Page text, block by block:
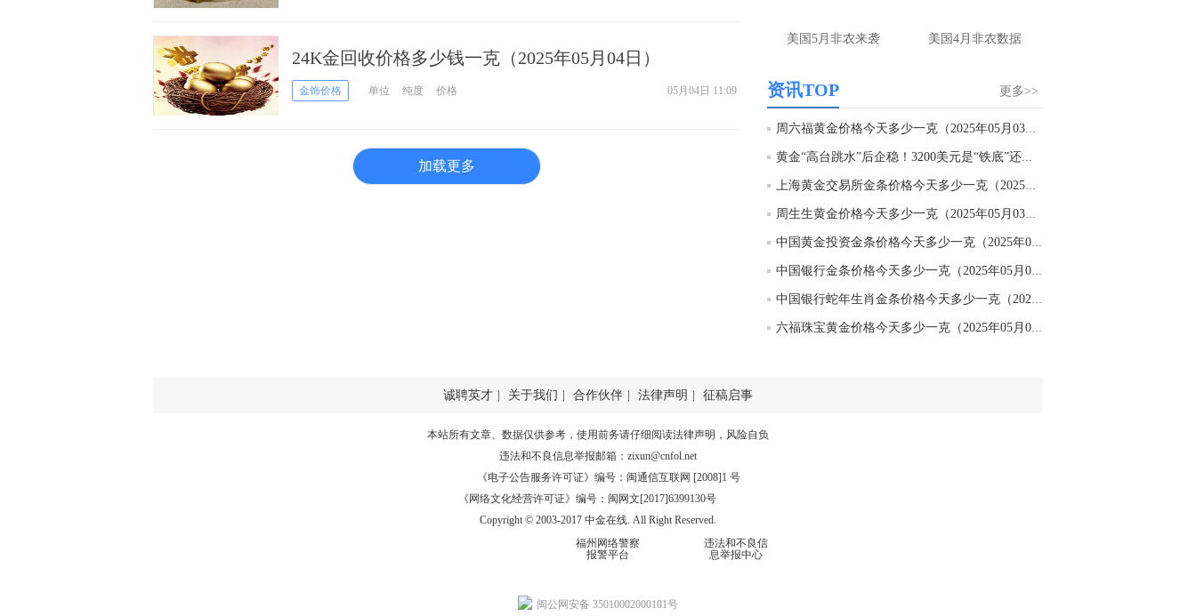
24K金回收价格多少钱一克（2025年05月04日）
金饰价格 单位 纯度 价格 05月04日 11:09
加载更多
徐文婷：
时指导， 关注老师财经号主页：
http://mp.cnfol.com/user/58676
匿名网友-中金在线手机网：止损多少 老师
徐文婷：7美金
度。70一50？。
徐文婷：带上止损博弈，实时指导， 关注老
师财经号主页：http://mp.cnfol.com/user/58676
匿名网友-中金在线手机网：老师好，金现在
美国5月非农来袭 美国4月非农数据
更多>>
资讯TOP
周六福黄金价格今天多少一克（2025年05月03日）...
黄金“高台跳水”后企稳！3200美元是“铁底”还...
上海黄金交易所金条价格今天多少一克（2025年05...
周生生黄金价格今天多少一克（2025年05月03日）
中国黄金投资金条价格今天多少一克（2025年05月...
中国银行金条价格今天多少一克（2025年05月03日...
中国银行蛇年生肖金条价格今天多少一克（2025年...
六福珠宝黄金价格今天多少一克（2025年05月03日...
诚聘英才 关于我们 合作伙伴 法律声明 征稿启事
本站所有文章、数据仅供参考，使用前务请仔细阅读法律声明 ，风险自负
违法和不良信息举报邮箱： zixun@cnfol.net
《电子公告服务许可证》编号：闽通信互联网 [2008]1 号
《网络文化经营许可证》编号：闽网文[2017]6399130号
Copyright © 2003-2017 中金在线. All Right Reserved.
福州网络警察
报警平台
违法和不良信
息举报中心
闽公网安备 35010002000101号